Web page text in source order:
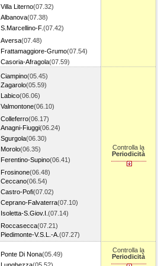
Villa Literno(07.32)
Albanova(07.38)
S.Marcellino-F.(07.42)
Aversa(07.48)
Frattamaggiore-Grumo(07.54)
Casoria-Afragola(07.59)
Ciampino(05.45)
Zagarolo(05.59)
Labico(06.06)
Valmontone(06.10)
Colleferro(06.17)
Anagni-Fiuggi(06.24)
Sgurgola(06.30)
Morolo(06.35)
Ferentino-Supino(06.41)
Frosinone(06.48)
Ceccano(06.54)
Castro-Pofi(07.02)
Ceprano-Falvaterra(07.10)
Isoletta-S.Giov.I. (07.14)
Roccasecca(07.21)
Piedimonte-V.S.L.-A. (07.27)
Controlla la
Periodicità
Ponte Di Nona(05.49)
Controlla la
Periodicità